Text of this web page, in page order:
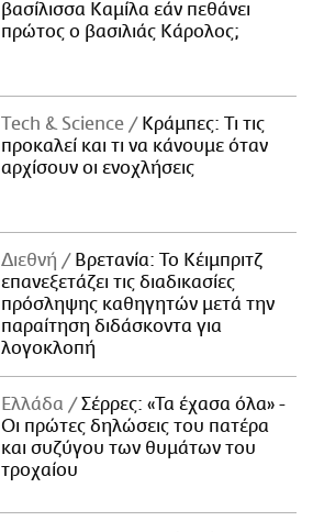
βασίλισσα Καμίλα εάν πεθάνει
πρώτος ο βασιλιάς Κάρολος;
Τech & Science
Κράμπες: Τι τις
προκαλεί και τι να κάνουμε όταν
αρχίσουν οι ενοχλήσεις
Διεθνή
Βρετανία: Το Κέιμπριτζ
επανεξετάζει τις διαδικασίες
πρόσληψης καθηγητών μετά την
παραίτηση διδάσκοντα για
λογοκλοπή
Ελλάδα
Σέρρες: «Τα έχασα όλα» -
Οι πρώτες δηλώσεις του πατέρα
και συζύγου των θυμάτων του
τροχαίου